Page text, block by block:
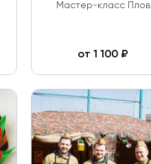
Мастер-класс Плов
от 1 100 ₽